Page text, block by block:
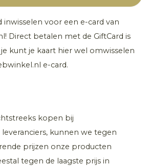
inwisselen voor een e-card van
Direct betalen met de GiftCard is
kunt je kaart hier wel omwisselen
e-card.
kopen bij
kunnen we tegen
prijzen onze producten
tegen de laagste prijs in